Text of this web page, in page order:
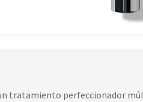
tratamiento perfeccionador